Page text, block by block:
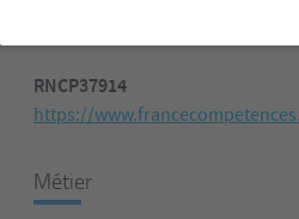
RNCP37914
https://
Métier